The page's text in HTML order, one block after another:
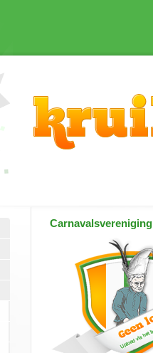
Carnavalsvereniging